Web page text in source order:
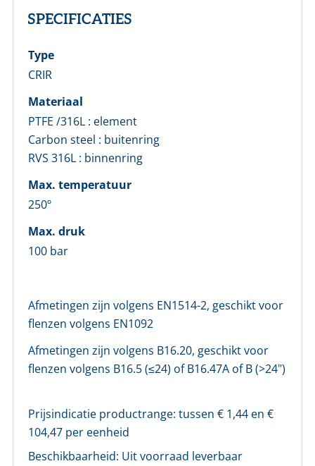
SPECIFICATIES
Type
CRIR
Materiaal
PTFE /316L : element
Carbon steel : buitenring
RVS 316L : binnenring
Max. temperatuur
250º
Max. druk
100 bar
Afmetingen zijn volgens EN1514-2, geschikt voor
flenzen volgens EN1092
Afmetingen zijn volgens B16.20, geschikt voor
flenzen volgens B16.5 (≤24) of B16.47A of B (>24")
Prijsindicatie productrange: tussen € 1,44 en €
104,47 per eenheid
Beschikbaarheid: Uit voorraad leverbaar
E-mailadres *
Wachtwoord *
Login
Nog geen account bij ons?